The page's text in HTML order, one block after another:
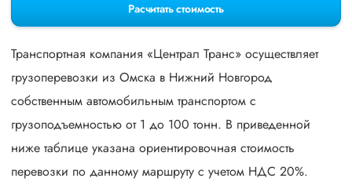
Расчитать стоимость
Транспортная компания «Централ Транс» осуществляет
грузоперевозки из Омска в Нижний Новгород
собственным автомобильным транспортом с
грузоподъемностью от 1 до 100 тонн. В приведенной
ниже таблице указана ориентировочная стоимость
перевозки по данному маршруту с учетом НДС 20%.